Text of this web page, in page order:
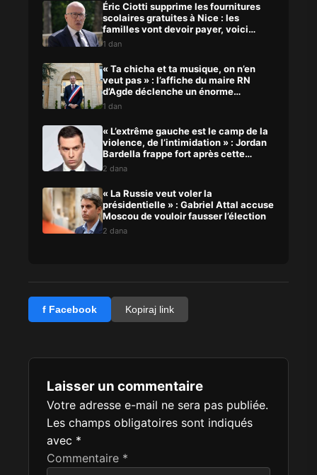
Éric Ciotti supprime les fournitures
scolaires gratuites à Nice : les
familles vont devoir payer, voici
pourquoi
1 dan
« Ta chicha et ta musique, on n’en
veut pas » : l’affiche du maire RN
d’Agde déclenche un énorme
scandale
1 dan
« L’extrême gauche est le camp de la
violence, de l’intimidation » : Jordan
Bardella frappe fort après cette
agression
2 dana
« La Russie veut voler la
présidentielle » : Gabriel Attal accuse
Moscou de vouloir fausser l’élection
2 dana
f Facebook Kopiraj link
Laisser un commentaire
Votre adresse e-mail ne sera pas publiée.
Les champs obligatoires sont indiqués
avec *
Commentaire *